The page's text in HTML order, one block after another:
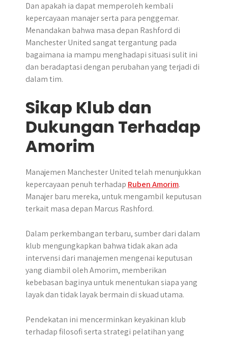
Dan apakah ia dapat memperoleh kembali
kepercayaan manajer serta para penggemar.
Menandakan bahwa masa depan Rashford di
Manchester United sangat tergantung pada
bagaimana ia mampu menghadapi situasi sulit ini
dan beradaptasi dengan perubahan yang terjadi di
dalam tim.
Sikap Klub dan
Dukungan Terhadap
Amorim
​Manajemen Manchester United telah menunjukkan
kepercayaan penuh terhadap Ruben Amorim.
Manajer baru mereka, untuk mengambil keputusan
terkait masa depan Marcus Rashford.​
Dalam perkembangan terbaru, sumber dari dalam
klub mengungkapkan bahwa tidak akan ada
intervensi dari manajemen mengenai keputusan
yang diambil oleh Amorim, memberikan
kebebasan baginya untuk menentukan siapa yang
layak dan tidak layak bermain di skuad utama.
Pendekatan ini mencerminkan keyakinan klub
terhadap filosofi serta strategi pelatihan yang